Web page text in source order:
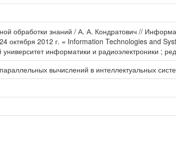
обработки знаний / А. А. Кондратович //
октября 2012 г. = Information Technologies and
университет информатики и радиоэлектроники ;
вычислений в интеллектуальных